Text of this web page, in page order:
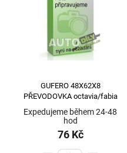
GUFERO 48X62X8
PŘEVODOVKA octavia/fabia
Expedujeme během 24-48
hod
76 Kč